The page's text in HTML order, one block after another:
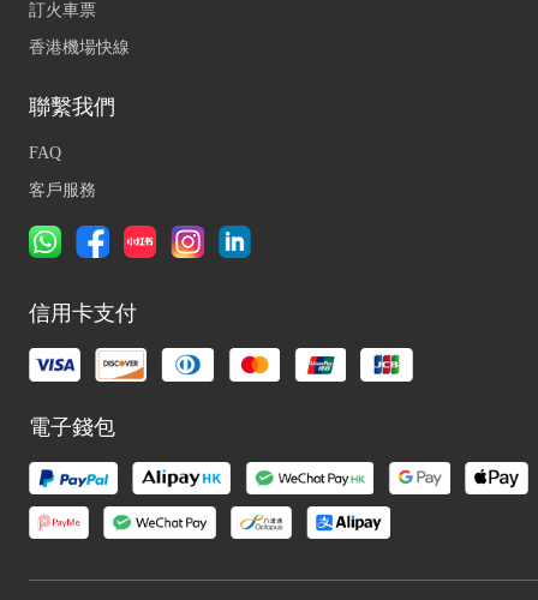
訂火車票
香港機場快線
聯繫我們
FAQ
客戶服務
信用卡支付
電子錢包